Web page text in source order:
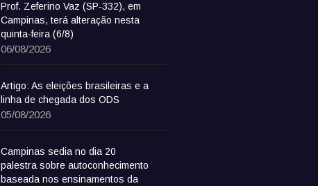
Prof. Zeferino Vaz (SP-332), em
Campinas, terá alteração nesta
quinta-feira (6/8)
06/08/2026
Artigo: As eleições brasileiras e a
linha de chegada dos ODS
05/08/2026
Campinas sedia no dia 20
palestra sobre autoconhecimento
baseada nos ensinamentos da